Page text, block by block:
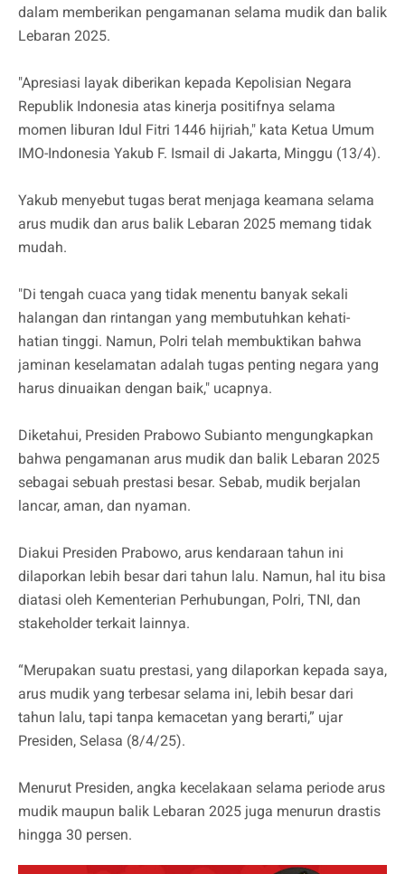
dalam memberikan pengamanan selama mudik dan balik
Lebaran 2025.
"Apresiasi layak diberikan kepada Kepolisian Negara
Republik Indonesia atas kinerja positifnya selama
momen liburan Idul Fitri 1446 hijriah," kata Ketua Umum
IMO-Indonesia Yakub F. Ismail di Jakarta, Minggu (13/4).
Yakub menyebut tugas berat menjaga keamana selama
arus mudik dan arus balik Lebaran 2025 memang tidak
mudah.
"Di tengah cuaca yang tidak menentu banyak sekali
halangan dan rintangan yang membutuhkan kehati-
hatian tinggi. Namun, Polri telah membuktikan bahwa
jaminan keselamatan adalah tugas penting negara yang
harus dinuaikan dengan baik," ucapnya.
Diketahui, Presiden Prabowo Subianto mengungkapkan
bahwa pengamanan arus mudik dan balik Lebaran 2025
sebagai sebuah prestasi besar. Sebab, mudik berjalan
lancar, aman, dan nyaman.
Diakui Presiden Prabowo, arus kendaraan tahun ini
dilaporkan lebih besar dari tahun lalu. Namun, hal itu bisa
diatasi oleh Kementerian Perhubungan, Polri, TNI, dan
stakeholder terkait lainnya.
“Merupakan suatu prestasi, yang dilaporkan kepada saya,
arus mudik yang terbesar selama ini, lebih besar dari
tahun lalu, tapi tanpa kemacetan yang berarti,” ujar
Presiden, Selasa (8/4/25).
Menurut Presiden, angka kecelakaan selama periode arus
mudik maupun balik Lebaran 2025 juga menurun drastis
hingga 30 persen.